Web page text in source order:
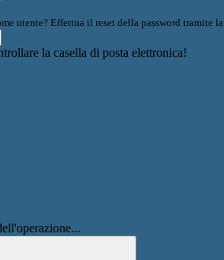
utente? Effettua il reset della password tramite la
la casella di posta elettronica!